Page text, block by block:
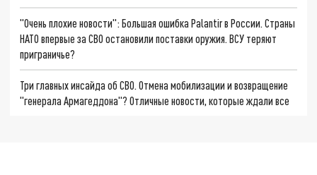
"Очень плохие новости": Большая ошибка Palantir в России. Страны
НАТО впервые за СВО остановили поставки оружия. ВСУ теряют
приграничье?
Три главных инсайда об СВО. Отмена мобилизации и возвращение
"генерала Армагеддона"? Отличные новости, которые ждали все